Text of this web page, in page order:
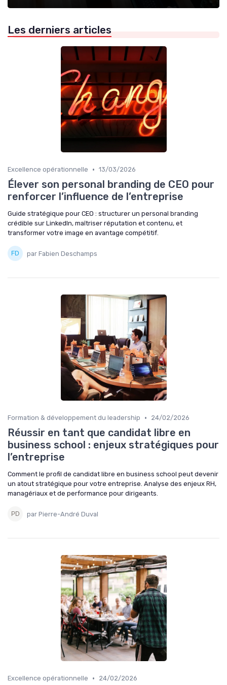
Les derniers articles
Excellence opérationnelle • 13/03/2026
Élever son personal branding de CEO pour
renforcer l’influence de l’entreprise
Guide stratégique pour CEO : structurer un personal branding
crédible sur LinkedIn, maîtriser réputation et contenu, et
transformer votre image en avantage compétitif.
par Fabien Deschamps
Formation & développement du leadership • 24/02/2026
Réussir en tant que candidat libre en
business school : enjeux stratégiques pour
l’entreprise
Comment le profil de candidat libre en business school peut devenir
un atout stratégique pour votre entreprise. Analyse des enjeux RH,
managériaux et de performance pour dirigeants.
par Pierre-André Duval
Excellence opérationnelle • 24/02/2026